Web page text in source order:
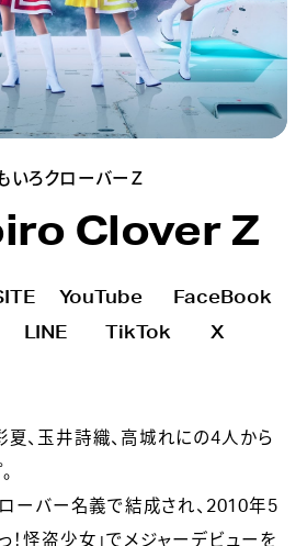
いろクローバーＺ
Clover Z
YouTube
FaceBook
LINE TikTok X
夏、玉井詩織、高城れにの4人から
ーバー名義で結成され、2010年5
！怪盗少女」でメジャーデビューを